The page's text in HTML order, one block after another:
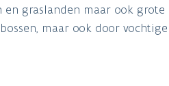
graslanden maar ook grote
maar ook door vochtige